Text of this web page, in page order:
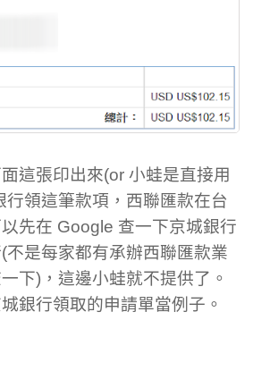
這張印出來(or 小蛙是直接用
行領這筆款項，西聯匯款在台
先在 Google 查一下京城銀行
不是每家都有承辦西聯匯款業
下)，這邊小蛙就不提供了。
銀行領取的申請單當例子。